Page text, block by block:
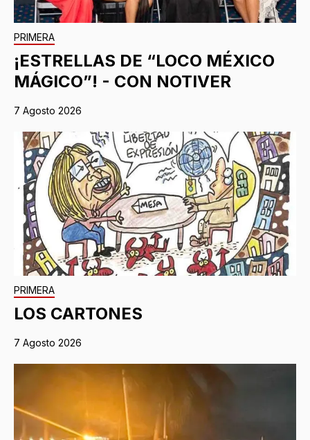
PRIMERA
¡ESTRELLAS DE “LOCO MÉXICO
MÁGICO”! - CON NOTIVER
7 Agosto 2026
PRIMERA
LOS CARTONES
7 Agosto 2026